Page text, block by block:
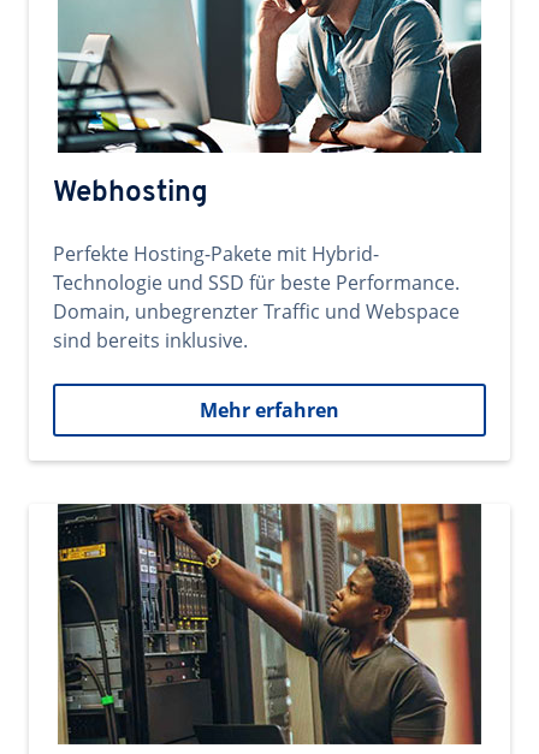
Webhosting
Perfekte Hosting-Pakete mit Hybrid-
Technologie und SSD für beste Performance.
Domain, unbegrenzter Traffic und Webspace
sind bereits inklusive.
Mehr erfahren